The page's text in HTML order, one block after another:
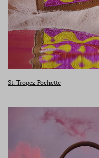
St. Tropez Pochette